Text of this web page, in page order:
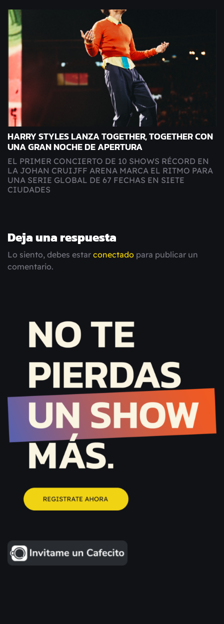
HARRY STYLES LANZA TOGETHER, TOGETHER CON
UNA GRAN NOCHE DE APERTURA
EL PRIMER CONCIERTO DE 10 SHOWS RÉCORD EN
LA JOHAN CRUIJFF ARENA MARCA EL RITMO PARA
UNA SERIE GLOBAL DE 67 FECHAS EN SIETE
CIUDADES
Deja una respuesta
Lo siento, debes estar conectado para publicar un
comentario.